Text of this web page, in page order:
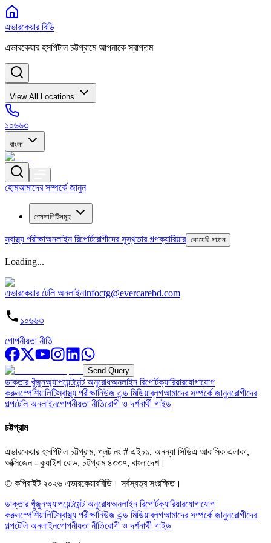
এভারকেয়ার বিডি
এভারকেয়ার হসপিটাল চট্টগ্রামে আপনাকে স্বাগতম
View All Locations
১০৬৬৩
বাংলা
হোমআমাদের সম্পর্কে জানুন
স্পেশালিটিসমূহ
স্বাস্থ্য পরীক্ষাঅনলাইন রিপোর্টরোগীদের সুস্থতার গল্পক্যারিয়ার কোয়েরি পাঠান
Loading...
এভারকেয়ার টেলি অনলাইনinfoctg@evercarebd.com
১০৬৬৩
গোপনীয়তা নীতি
Send Query
ডাক্তার খুঁজুনঅ্যাপয়েন্টমেন্ট অনুরোধঅনলাইন রিপোর্টক্যারিয়ারযোগাযোগ
করুনস্পেশিয়ালিটিস্বাস্থ্য পরীক্ষানিউজ এন্ড মিডিয়াব্লগআমাদের সম্পর্কে জানুনরোগীদের
গল্পটেলি অনলাইনগোপনীয়তা নীতিরোগী ও দর্শনার্থী গাইড
চট্টগ্রাম
এভারকেয়ার হসপিটাল চট্টগ্রাম, প্লট নং # এইচ১, অনন্যা সিডিএ আবাসিক এলাকা,
অক্সিজেন - কুয়াইশ রোড, চট্টগ্রাম ৪৩৩৭, বাংলাদেশ।
© কপিরাইট ২০২৬ এভারকেয়ারবিডি। সর্বস্বত্ব সংরক্ষিত।
ডাক্তার খুঁজুনঅ্যাপয়েন্টমেন্ট অনুরোধঅনলাইন রিপোর্টক্যারিয়ারযোগাযোগ
করুনস্পেশিয়ালিটিস্বাস্থ্য পরীক্ষানিউজ এন্ড মিডিয়াব্লগআমাদের সম্পর্কে জানুনরোগীদের
গল্পটেলি অনলাইনগোপনীয়তা নীতিরোগী ও দর্শনার্থী গাইড